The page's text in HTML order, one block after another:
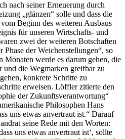
nach seiner Erneuerung durch
„glänzen“ solle und dass die
Beginn des weiteren Ausbaus
für unseren Wirtschafts- und
zwei der weiteren Botschaften
der Weichenstellungen“, so
Monaten werde es darum gehen, die
und die Wegmarken greifbar zu
konkrete Schritte zu
erweisen. Löffler zitierte den
der Zukunftsverantwortung“
Philosophen Hans
uns etwas anvertraut ist.“ Darauf
seine Rede mit den Worten:
uns etwas anvertraut ist‘, sollte